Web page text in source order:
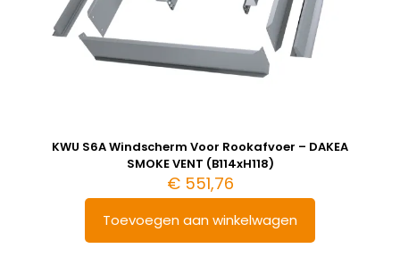
KWU S6A Windscherm Voor Rookafvoer – DAKEA
SMOKE VENT (B114xH118)
€551,76
Toevoegen aan winkelwagen